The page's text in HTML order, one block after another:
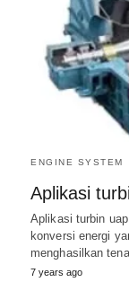
ENGINE SYSTEM
Aplikasi
Aplikasi turbin
konversi energi
menghasilkan
7 years ago